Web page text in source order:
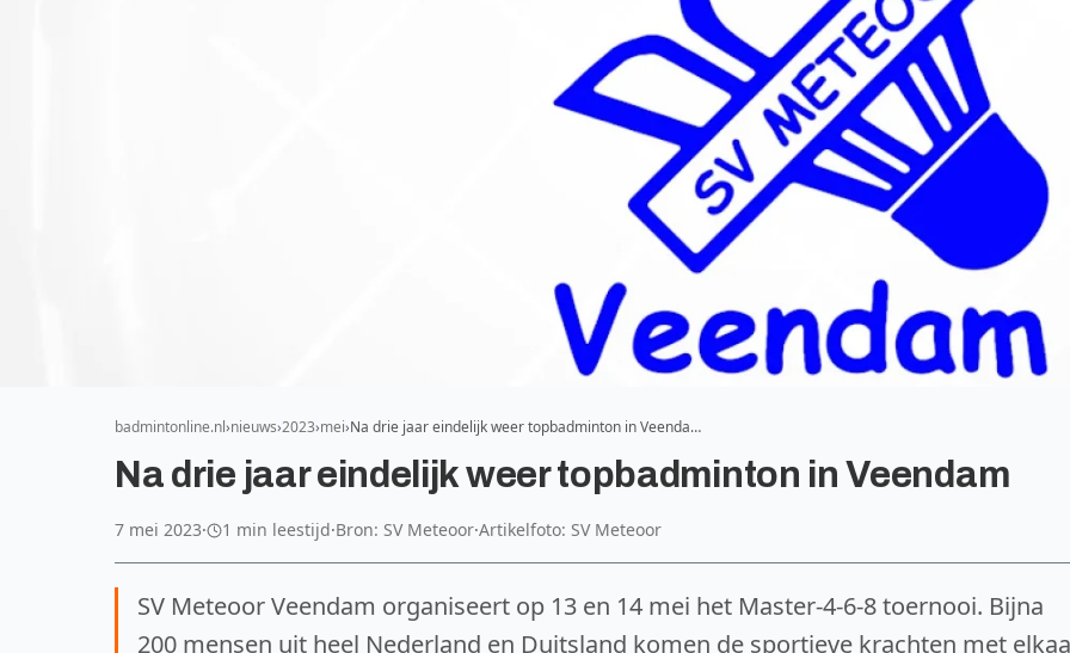
badmintonline.nl nieuws 2023 mei Na drie jaar eindelijk weer topbadminton in Veenda…
Na drie jaar eindelijk weer topbadminton in Veendam
7 mei 2023· 1 min leestijd·Bron: SV Meteoor·Artikelfoto: SV Meteoor
SV Meteoor Veendam organiseert op 13 en 14 mei het Master-4-6-8 toernooi. Bijna
200 mensen uit heel Nederland en Duitsland komen de sportieve krachten met